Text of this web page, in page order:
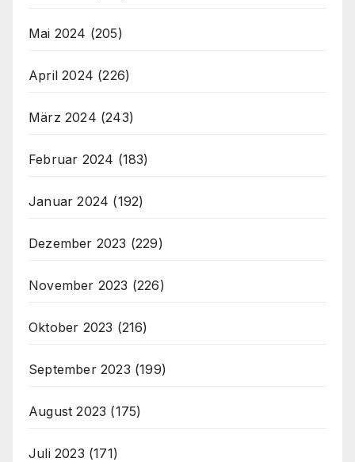
Mai 2024 (205)
April 2024 (226)
März 2024 (243)
Februar 2024 (183)
Januar 2024 (192)
Dezember 2023 (229)
November 2023 (226)
Oktober 2023 (216)
September 2023 (199)
August 2023 (175)
Juli 2023 (171)